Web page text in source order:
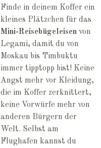
Finde in deinem Koffer ein
kleines Plätzchen für das
Mini-Reisebügeleisen von
Legami, damit du von
Moskau bis Timbuktu
immer tipptopp bist! Keine
Angst mehr vor Kleidung,
die im Koffer zerknittert,
keine Vorwürfe mehr von
anderen Bürgern der
Welt. Selbst am
Flughafen kannst du